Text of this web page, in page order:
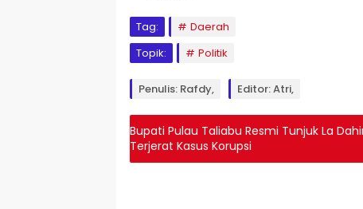
Tag:
Daerah
Topik:
Politik
Penulis: Rafdy, Editor: Atri,
Bupati Pulau Taliabu Resmi Tunjuk La
Terjerat Kasus Korupsi